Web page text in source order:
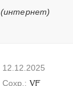
(интернет)
12.12.2025
VF